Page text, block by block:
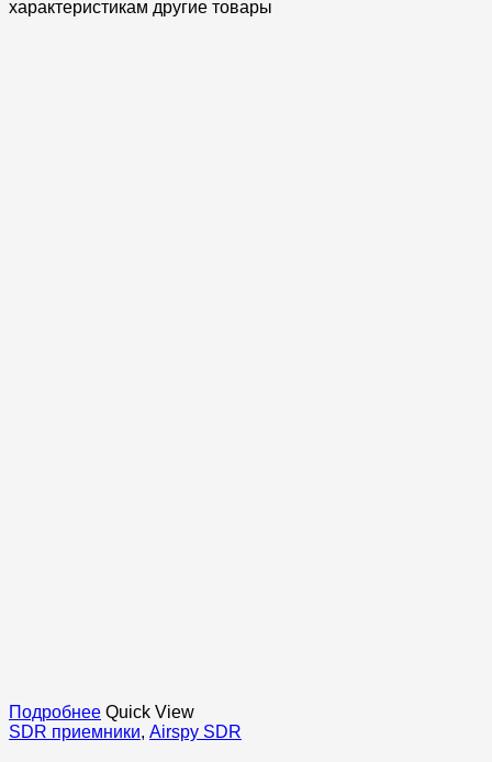
характеристикам другие товары
Подробнее Quick View
SDR приемники, Airspy SDR